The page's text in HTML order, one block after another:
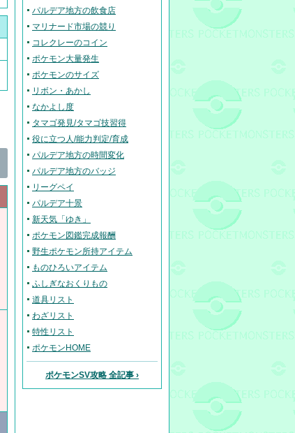
パルデア地方の飲食店
マリナード市場の競り
コレクレーのコイン
ポケモン大量発生
ポケモンのサイズ
リボン・あかし
なかよし度
タマゴ発見/タマゴ技習得
役に立つ人/能力判定/育成
パルデア地方の時間変化
パルデア地方のバッジ
リーグペイ
パルデア十景
新天気「ゆき」
ポケモン図鑑完成報酬
野生ポケモン所持アイテム
ものひろいアイテム
ふしぎなおくりもの
道具リスト
わざリスト
特性リスト
ポケモンHOME
ポケモンSV攻略 全記事 ›